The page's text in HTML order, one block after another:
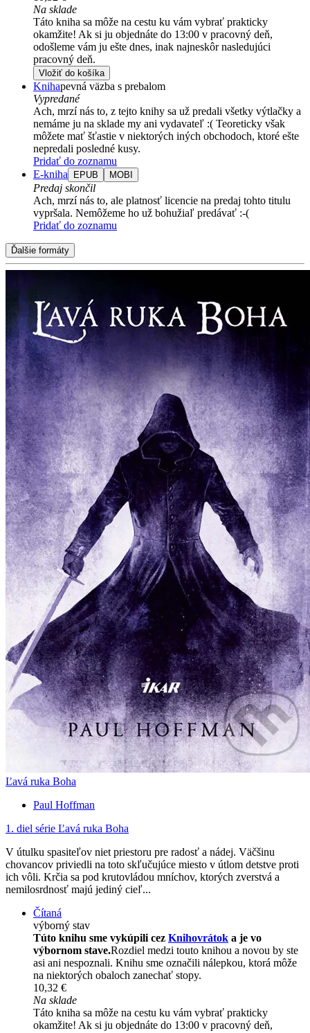
Na sklade
Táto kniha sa môže na cestu ku vám vybrať prakticky
okamžite! Ak si ju objednáte do 13:00 v pracovný deň,
odošleme vám ju ešte dnes, inak najneskôr nasledujúci
pracovný deň.
Vložiť do košíka
Knihapevná väzba s prebalom
Vypredané
Ach, mrzí nás to, z tejto knihy sa už predali všetky výtlačky a
nemáme ju na sklade my ani vydavateľ :( Teoreticky však
môžete mať šťastie v niektorých iných obchodoch, ktoré ešte
nepredali posledné kusy.
Pridať do zoznamu
E-kniha
EPUB MOBI
Predaj skončil
Ach, mrzí nás to, ale platnosť licencie na predaj tohto titulu
vypršala. Nemôžeme ho už bohužiaľ predávať :-(
Pridať do zoznamu
Ďalšie formáty
Ľavá ruka Boha
Paul Hoffman
1. diel série Ľavá ruka Boha
V útulku spasiteľov niet priestoru pre radosť a nádej. Väčšinu
chovancov priviedli na toto skľučujúce miesto v útlom detstve proti
ich vôli. Krčia sa pod krutovládou mníchov, ktorých zverstvá a
nemilosrdnosť majú jediný cieľ...
Čítaná
výborný stav
Túto knihu sme vykúpili cez Knihovrátok a je vo
výbornom stave.Rozdiel medzi touto knihou a novou by ste
asi ani nespoznali. Knihu sme označili nálepkou, ktorá môže
na niektorých obaloch zanechať stopy.
10,32 €
Na sklade
Táto kniha sa môže na cestu ku vám vybrať prakticky
okamžite! Ak si ju objednáte do 13:00 v pracovný deň,